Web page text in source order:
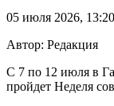
05 июля 2026, 13:20
Автор: Редакция
С 7 по 12 июля в
пройдет Неделя